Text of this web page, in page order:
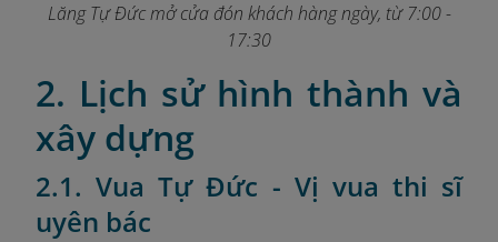
Lăng Tự Đức mở cửa đón khách hàng ngày, từ 7:00 -
17:30
2. Lịch sử hình thành và
xây dựng
2.1. Vua Tự Đức - Vị vua thi sĩ
uyên bác